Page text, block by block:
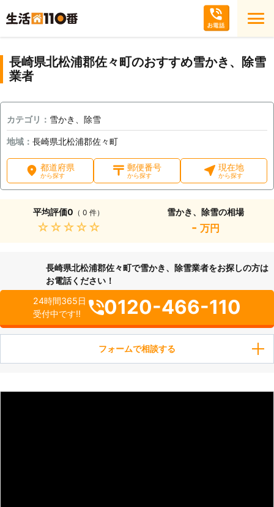
長崎県北松浦郡佐々町のおすすめ雪かき、除雪
業者
カテゴリ： 雪かき、除雪
地域： 長崎県北松浦郡佐々町
都道府県
から探す
郵便番号
から探す
現在地
から探す
平均評価0 （ 0 件）
★★★★★
雪かき、除雪の相場
- 万円
長崎県北松浦郡佐々町で雪かき、除雪業者をお探しの方は
お電話ください！
24時間365日
受付中です!!
0120-466-110
フォームで相談する